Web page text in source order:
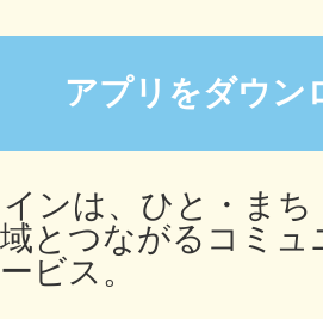
アプリをダウン
ンは、ひと・ま
とつながるコミュ
ビス。
多度津
厚木